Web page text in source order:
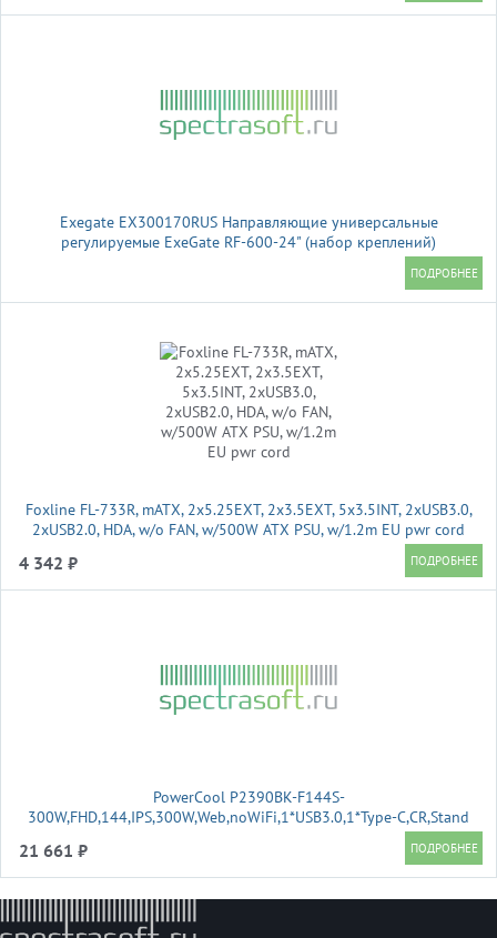
Exegate EX300170RUS Направляющие универсальные
регулируемые ExeGate RF-600-24" (набор креплений)
(продольные , высота 43 мм, длина в сложенном/раздвинутом
Foxline FL-733R, mATX, 2x5.25EXT, 2x3.5EXT, 5x3.5INT, 2xUSB3.0,
2xUSB2.0, HDA, w/o FAN, w/500W ATX PSU, w/1.2m EU pwr cord
4 342 ₽
PowerCool P2390BK-F144S-
300W,FHD,144,IPS,300W,Web,noWiFi,1*USB3.0,1*Type-C,CR,Stand
21 661 ₽